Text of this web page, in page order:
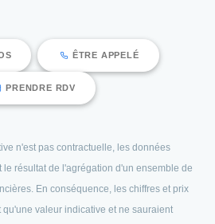
ÊTRE APPELÉ
PRENDRE RDV
n'est pas contractuelle, les données
le résultat de l'agrégation d'un ensemble de
En conséquence, les chiffres et prix
valeur indicative et ne sauraient